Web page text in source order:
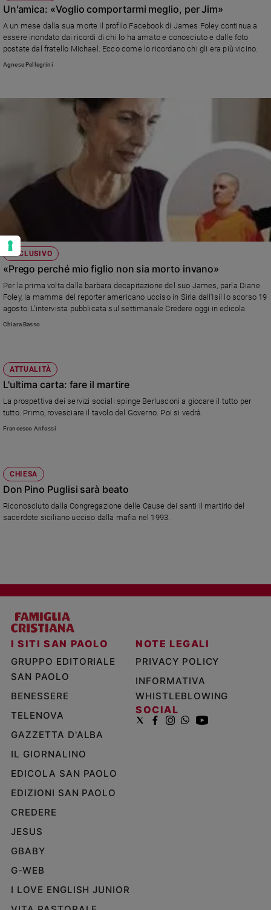
Un'amica: «Voglio comportarmi meglio, per Jim»
A un mese dalla sua morte il profilo Facebook di James Foley continua a
essere inondato dai ricordi di chi lo ha amato e conosciuto e dalle foto
postate dal fratello Michael. Ecco come lo ricordano chi gli era più vicino.
Agnese Pellegrini
ESCLUSIVO
«Prego perché mio figlio non sia morto invano»
Per la prima volta dalla barbara decapitazione del suo James, parla Diane
Foley, la mamma del reporter americano ucciso in Siria dall'Isil lo scorso 19
agosto. L'intervista pubblicata sul settimanale Credere oggi in edicola.
Chiara Basso
ATTUALITÀ
L'ultima carta: fare il martire
La prospettiva dei servizi sociali spinge Berlusconi a giocare il tutto per
tutto. Primo, rovesciare il tavolo del Governo. Poi si vedrà.
Francesco Anfossi
CHIESA
Don Pino Puglisi sarà beato
Riconosciuto dalla Congregazione delle Cause dei santi il martirio del
sacerdote siciliano ucciso dalla mafia nel 1993.
I SITI SAN PAOLO
GRUPPO EDITORIALE
SAN PAOLO
BENESSERE
TELENOVA
GAZZETTA D'ALBA
IL GIORNALINO
EDICOLA SAN PAOLO
EDIZIONI SAN PAOLO
CREDERE
JESUS
GBABY
G-WEB
I LOVE ENGLISH JUNIOR
NOTE LEGALI
PRIVACY POLICY
INFORMATIVA
WHISTLEBLOWING
SOCIAL